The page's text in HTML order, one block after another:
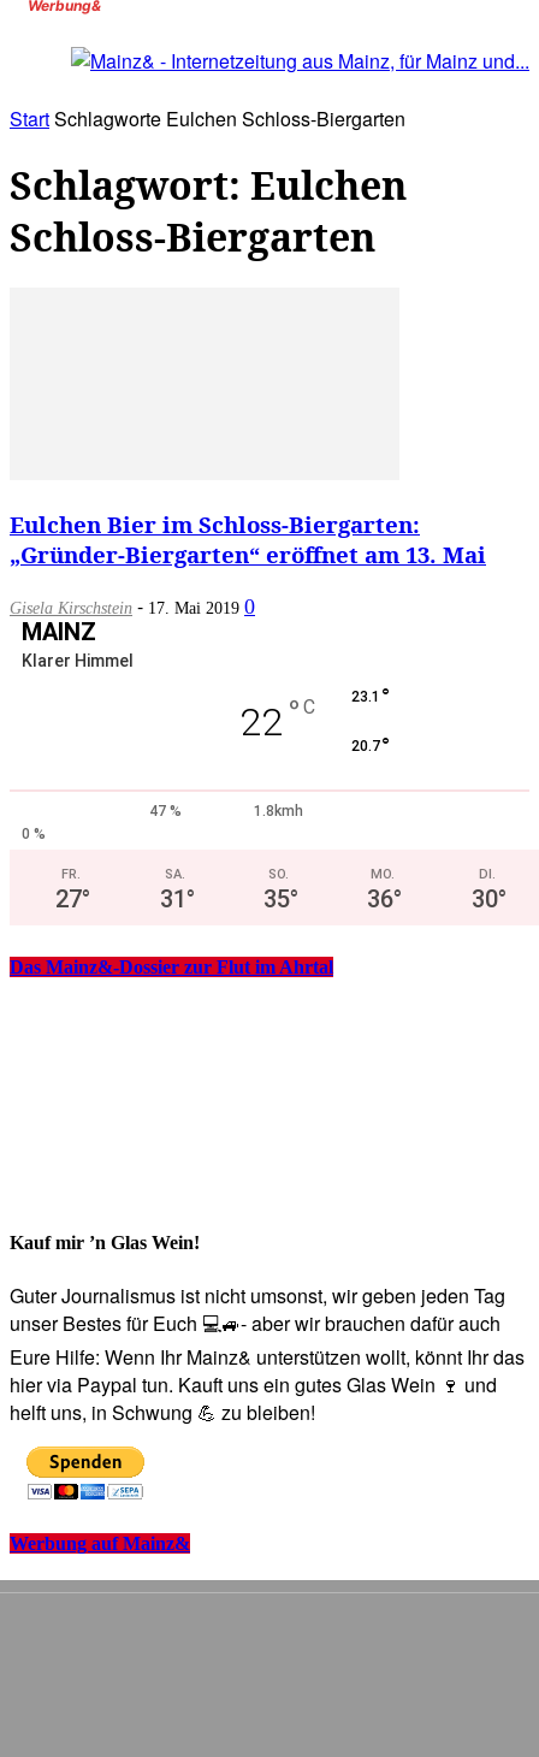
Werbung&
StartSchlagworte Eulchen Schloss-Biergarten
Schlagwort: Eulchen
Schloss-Biergarten
Eulchen Bier im Schloss-Biergarten:
„Gründer-Biergarten“ eröffnet am 13. Mai
Gisela Kirschstein - 17. Mai 2019 0
MAINZ
Klarer Himmel
22 ° C 23.1 °
20.7°
47 %
1.8kmh
0 %
FR.
27°
SA.
31°
SO.
35°
MO.
36°
DI.
30°
Das Mainz&-Dossier zur Flut im Ahrtal
Kauf mir ’n Glas Wein!
Guter Journalismus ist nicht umsonst, wir geben jeden Tag
unser Bestes für Euch 💻🚙- aber wir brauchen dafür auch
Eure Hilfe: Wenn Ihr Mainz& unterstützen wollt, könnt Ihr das
hier via Paypal tun. Kauft uns ein gutes Glas Wein 🍷 und
helft uns, in Schwung 💪 zu bleiben!
Werbung auf Mainz&